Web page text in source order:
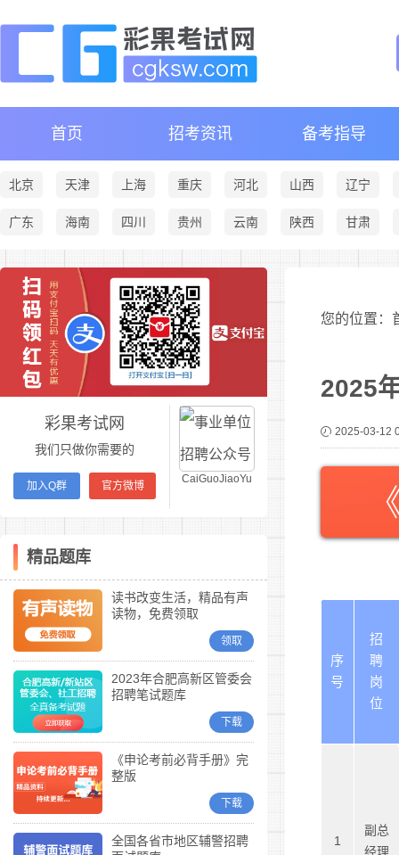
首页 招考资讯 备考指导
北京 天津 上海 重庆 河北 山西 辽宁
广东 海南 四川 贵州 云南 陕西 甘肃
彩果考试网
我们只做你需要的
加入Q群 官方微博
CaiGuoJiaoYu
精品题库
读书改变生活，精品有声
读物，免费领取
领取
2023年合肥高新区管委会
招聘笔试题库
下载
《申论考前必背手册》完
整版
下载
全国各省市地区辅警招聘
您的位置：
2025
2025-03-12
序
号
招
聘
岗
位
1
副总
经理